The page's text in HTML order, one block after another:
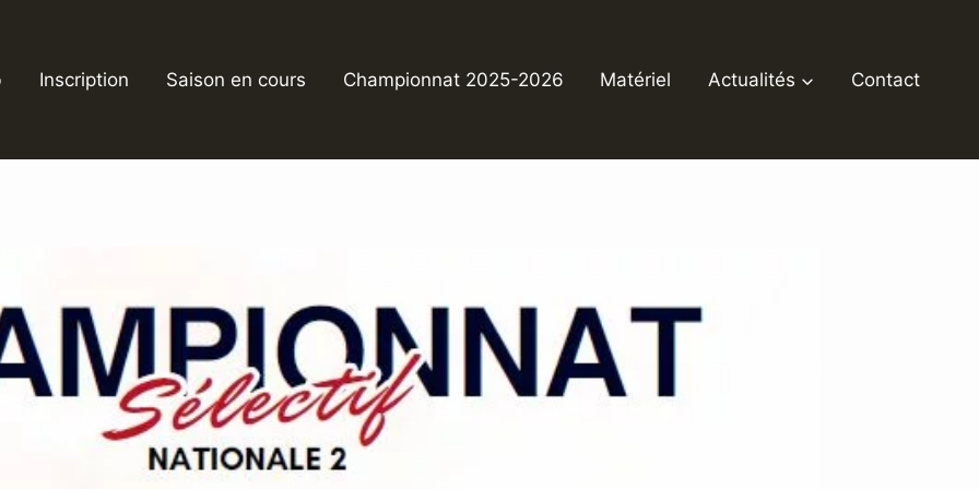
Inscription Saison en cours Championnat 2025-2026 Matériel Actualités Contact